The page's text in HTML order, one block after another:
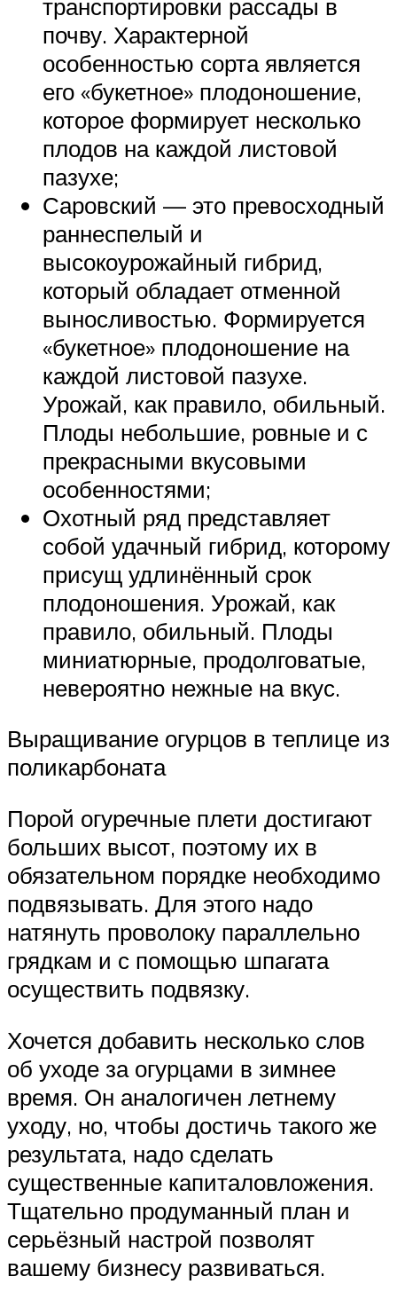
транспортировки рассады в
почву. Характерной
особенностью сорта является
его «букетное» плодоношение,
которое формирует несколько
плодов на каждой листовой
пазухе;
Саровский — это превосходный
раннеспелый и
высокоурожайный гибрид,
который обладает отменной
выносливостью. Формируется
«букетное» плодоношение на
каждой листовой пазухе.
Урожай, как правило, обильный.
Плоды небольшие, ровные и с
прекрасными вкусовыми
особенностями;
Охотный ряд представляет
собой удачный гибрид, которому
присущ удлинённый срок
плодоношения. Урожай, как
правило, обильный. Плоды
миниатюрные, продолговатые,
невероятно нежные на вкус.
Выращивание огурцов в теплице из
поликарбоната
Порой огуречные плети достигают
больших высот, поэтому их в
обязательном порядке необходимо
подвязывать. Для этого надо
натянуть проволоку параллельно
грядкам и с помощью шпагата
осуществить подвязку.
Хочется добавить несколько слов
об уходе за огурцами в зимнее
время. Он аналогичен летнему
уходу, но, чтобы достичь такого же
результата, надо сделать
существенные капиталовложения.
Тщательно продуманный план и
серьёзный настрой позволят
вашему бизнесу развиваться.